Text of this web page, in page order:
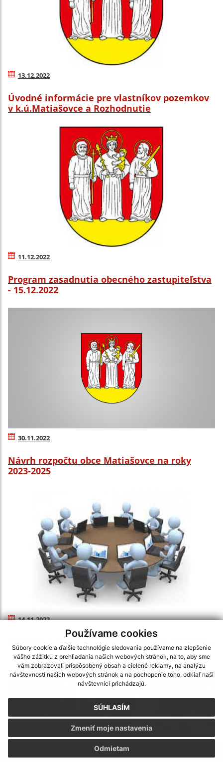
Používame cookies
Súbory cookie a ďalšie technológie sledovania používame na zlepšenie
vášho zážitku z prehliadania našich webových stránok, na to, aby sme
vám zobrazovali prispôsobený obsah a cielené reklamy, na analýzu
návštevnosti našich webových stránok a na pochopenie toho, odkiaľ naši
návštevníci prichádzajú.
SÚHLASÍM
Odmietam
Zmeniť moje nastavenia
13.12.2022
Úvodné informácie pre vlastníkov pozemkov
v k.ú.Matiašovce a Rozhodnutie
11.12.2022
Program zasadnutia obecného zastupiteľstva
- 15.12.2022
30.11.2022
Návrh rozpočtu obce Matiašovce na roky
2023-2025
14.11.2022
Program zasadnutia Obecného zastupiteľstva